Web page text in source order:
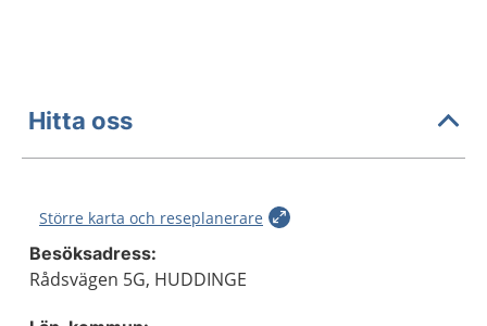
Hitta oss
Större karta och reseplanerare
Besöksadress:
Rådsvägen 5G, HUDDINGE